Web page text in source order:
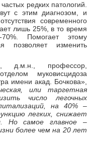
редких патологий.
с этим диагнозом, и
современного
лишь 25%, в то время
Помогает этому
позволяет изменить
, д.м.н., профессор,
муковисцидоза
имени акад. Бочкова»,
или таргетная
число легочных
на 40% –
легких, снижает
Но самое главное –
более чем на 20 лет